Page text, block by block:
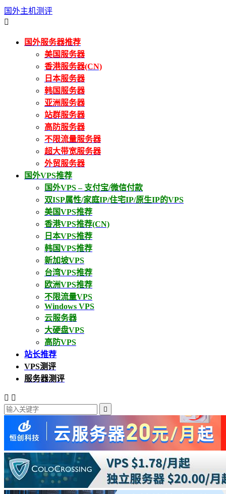
国外主机测评

国外服务器推荐
美国服务器
香港服务器(CN)
日本服务器
韩国服务器
亚洲服务器
站群服务器
高防服务器
不限流量服务器
超大带宽服务器
外贸服务器
国外VPS推荐
国外VPS – 支付宝/微信付款
双ISP属性/家庭IP/住宅IP/原生IP的VPS
美国VPS推荐
香港VPS推荐(CN)
日本VPS推荐
韩国VPS推荐
新加坡VPS
台湾VPS推荐
欧洲VPS推荐
不限流量VPS
Windows VPS
云服务器
大硬盘VPS
高防VPS
站长推荐
VPS测评
服务器测评
 
